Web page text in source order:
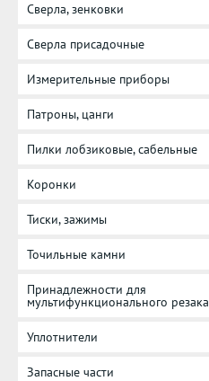
Сверла, зенковки
Сверла присадочные
Измерительные приборы
Патроны, цанги
Пилки лобзиковые, сабельные
Коронки
Тиски, зажимы
Точильные камни
Принадлежности для
мультифункционального резака
Уплотнители
Запасные части